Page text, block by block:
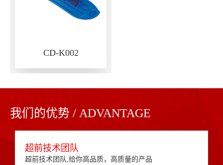
CD-K002
我们的优势 / ADVANTAGE
超前技术团队
超前技术团队,给你高品质，高质量的产品